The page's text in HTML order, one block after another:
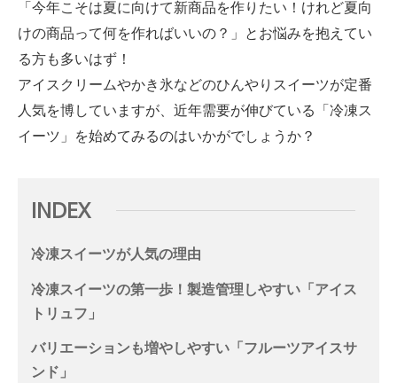
「今年こそは夏に向けて新商品を作りたい！けれど夏向
けの商品って何を作ればいいの？」とお悩みを抱えてい
る方も多いはず！
アイスクリームやかき氷などのひんやりスイーツが定番
人気を博していますが、近年需要が伸びている「冷凍ス
イーツ」を始めてみるのはいかがでしょうか？
INDEX
冷凍スイーツが人気の理由
冷凍スイーツの第一歩！製造管理しやすい「アイス
トリュフ」
バリエーションも増やしやすい「フルーツアイスサ
ンド」